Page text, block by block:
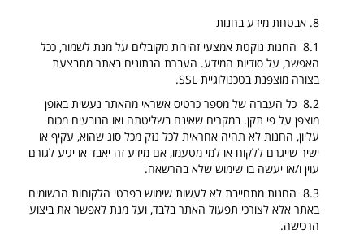
8. אבטחת מידע בחנות
8.1 החנות נוקטת אמצעי זהירות מקובלים על מנת לשמור, ככל
האפשר, על סודיות המידע. העברת הנתונים באתר מתבצעת
בצורה מוצפנת בטכנולוגיית SSL
.
8.2 כל העברה של מספר כרטיס אשראי מהאתר נעשית באופן
מוצפן על פי תקן. במקרים שאינם בשליטתה ואו הנובעים מכוח
עליון, החנות לא תהיה אחראית לכל נזק מכל סוג שהוא, עקיף או
ישיר שייגרם ללקוח או למי מטעמו, אם מידע זה יאבד או יגיע לגורם
עוין ו/או יעשה בו שימוש שלא בהרשאה.
8.3 החנות מתחייבת לא לעשות שימוש בפרטי הלקוחות הרשומים
באתר אלא לצורכי תפעול האתר בלבד, ועל מנת לאפשר את ביצוע
הרכישה.